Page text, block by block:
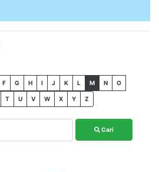
F G H I J K L M N O
T U V W X Y Z
Cari